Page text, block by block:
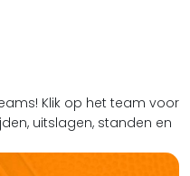
Klik op het team voor
uitslagen, standen en